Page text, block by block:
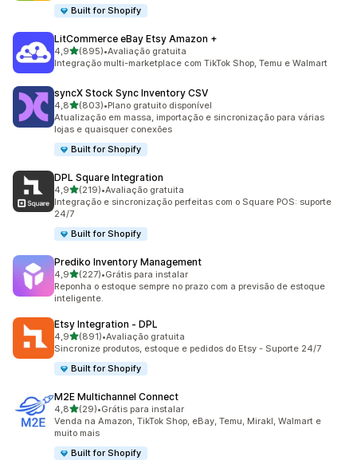
Built for Shopify
LitCommerce eBay Etsy Amazon +
4,9de 5 estrelas
(895)
895 avaliações ao todo
•Avaliação gratuita
Integração multi-marketplace com TikTok Shop, Temu e Walmart
syncX Stock Sync Inventory CSV
4,8de 5 estrelas
(803)
803 avaliações ao todo
•Plano gratuito disponível
Atualização em massa, importação e sincronização para várias
lojas e quaisquer conexões
Built for Shopify
DPL Square Integration
4,9de 5 estrelas
(219)
219 avaliações ao todo
•Avaliação gratuita
Integração e sincronização perfeitas com o Square POS: suporte
24/7
Built for Shopify
Prediko Inventory Management
4,9de 5 estrelas
(227)
227 avaliações ao todo
•Grátis para instalar
Reponha o estoque sempre no prazo com a previsão de estoque
inteligente.
Etsy Integration ‑ DPL
4,9de 5 estrelas
(891)
891 avaliações ao todo
•Avaliação gratuita
Sincronize produtos, estoque e pedidos do Etsy - Suporte 24/7
Built for Shopify
M2E Multichannel Connect
4,8de 5 estrelas
(29)
29 avaliações ao todo
•Grátis para instalar
Venda na Amazon, TikTok Shop, eBay, Temu, Mirakl, Walmart e
muito mais
Built for Shopify